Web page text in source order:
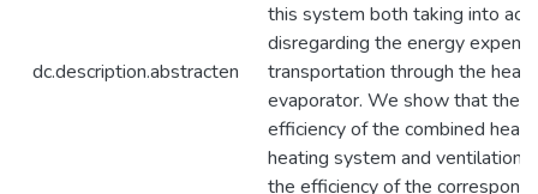
dc.description.abstracten
this system both taking into
disregarding the energy
transportation through the heat
evaporator. We show that the
efficiency of the combined heat
heating system and ventilation
the efficiency of the